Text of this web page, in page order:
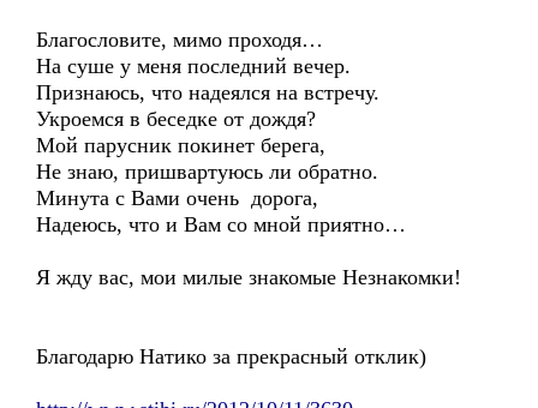
Благословите, мимо проходя…
На суше у меня последний вечер.
Признаюсь, что надеялся на встречу.
Укроемся в беседке от дождя?
Мой парусник покинет берега,
Не знаю, пришвартуюсь ли обратно.
Минута с Вами очень дорога,
Надеюсь, что и Вам со мной приятно…
Я жду вас, мои милые знакомые Незнакомки!
Благодарю Натико за прекрасный отклик)